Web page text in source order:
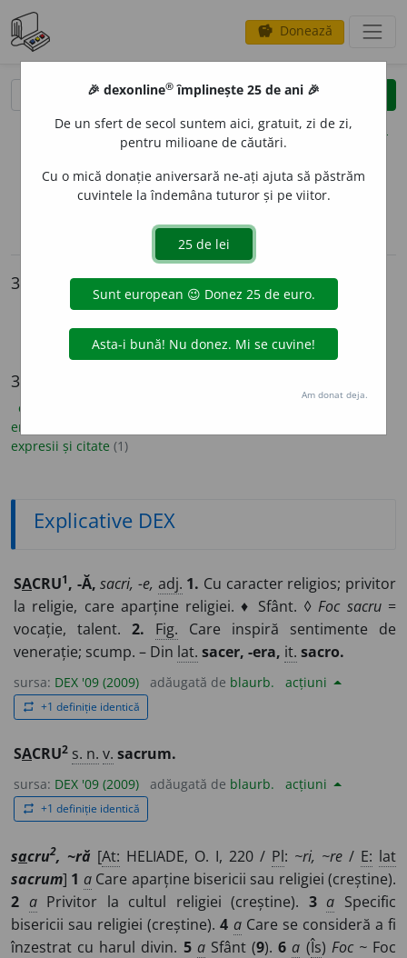
savings Donează
clear
opțiuni
sinteza definițiilor (3) definiții (34)
declinări
pronunție (37)
3 intrări
sacru (adj.)
sacru (s.n.)
sacrum
34 de definiții
explicative DEX
enciclopedice
expresii și citate (1)
Explicative DEX
SACRU1, -Ă, sacri, -e, adj. 1. Cu caracter religios; privitor
la religie, care aparține religiei. ♦ Sfânt. ◊Foc sacru=
vocație, talent. 2. Fig. Care inspiră sentimente de
venerație; scump. – Din lat. sacer, -era, it. sacro.
sursa: DEX '09 (2009) adăugată de blaurb. acțiuni
repeat +1 definiție identică
SACRU2 s. n. v. sacrum.
sursa: DEX '09 (2009) adăugată de blaurb. acțiuni
repeat +1 definiție identică
sacru2, ~ră [At: HELIADE, O. I, 220 / Pl: ~ri, ~re / E: lat
sacrum] 1 aCare aparține bisericii sau religiei (creștine).
2 aPrivitor la cultul religiei (creștine). 3 a Specific
bisericii sau religiei (creștine).4 aCare se consideră a fi
înzestrat cu harul divin. 5 aSfânt (9).6 a (Îs) Foc ~Foc
🎉 dexonline® împlinește 25 de ani 🎉
De un sfert de secol suntem aici, gratuit, zi de zi,
pentru milioane de căutări.
Cu o mică donație aniversară ne-ați ajuta să păstrăm
cuvintele la îndemâna tuturor și pe viitor.
Am donat deja.